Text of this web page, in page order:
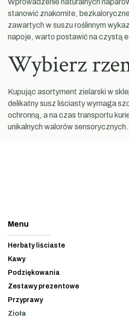
Wprowadzenie naturalnych
stanowić znakomite,
zawartych w suszu roślinnym
napoje, warto postawić na czystą
Wybierz
Kupując asortyment zielarski w
delikatny susz liściasty wymaga
ochronną, a na czas transportu
unikalnych walorów
Herbaty liściaste
Kawy
Podziękowania
Zestawy prezentowe
Przyprawy
Zioła